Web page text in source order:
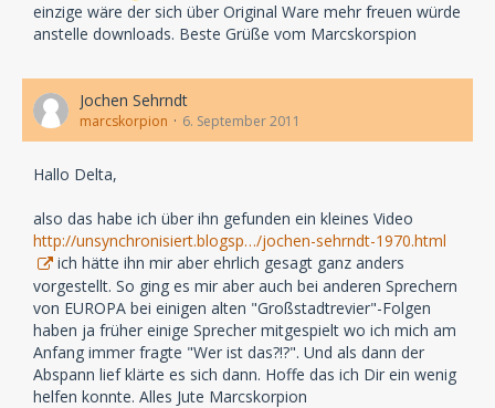
einzige wäre der sich über Original Ware mehr freuen würde
anstelle downloads. Beste Grüße vom Marcskorspion
Jochen Sehrndt
marcskorpion 6. September 2011
Hallo Delta,
also das habe ich über ihn gefunden ein kleines Video
http://unsynchronisiert.blogsp…/jochen-sehrndt-1970.html
ich hätte ihn mir aber ehrlich gesagt ganz anders
vorgestellt. So ging es mir aber auch bei anderen Sprechern
von EUROPA bei einigen alten "Großstadtrevier"-Folgen
haben ja früher einige Sprecher mitgespielt wo ich mich am
Anfang immer fragte "Wer ist das?!?". Und als dann der
Abspann lief klärte es sich dann. Hoffe das ich Dir ein wenig
helfen konnte. Alles Jute Marcskorpion